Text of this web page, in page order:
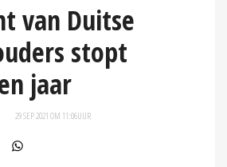
van Duitse
stopt
jaar
29 SEP 2021 OM 11:06UUR